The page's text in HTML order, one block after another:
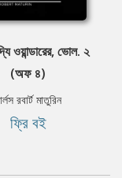
ওয়ান্ডারের, ভোল. ২
(অফ ৪)
রবার্ট মাতুরিন
ফ্রি বই